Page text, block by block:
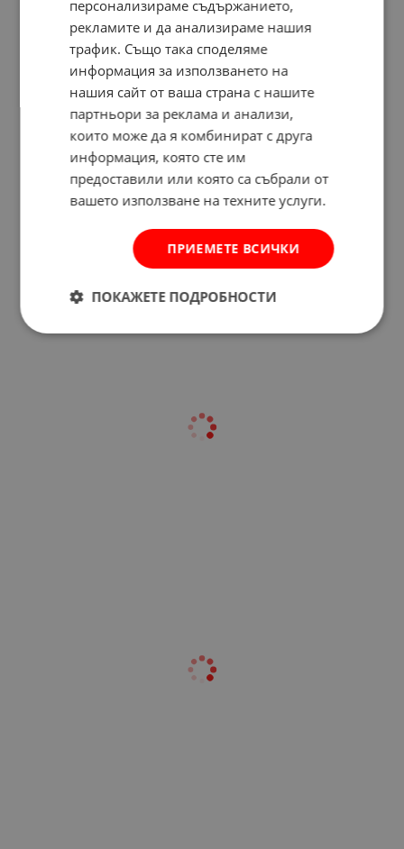
Отзиви към продукт
КОМЕНТИРАЙ
персонализираме съдържанието,
рекламите и да анализираме нашия
трафик. Също така споделяме
информация за използването на
нашия сайт от ваша страна с нашите
партньори за реклама и анализи,
които може да я комбинират с друга
информация, която сте им
предоставили или която са събрали от
вашето използване на техните услуги.
ПРИЕМЕТЕ ВСИЧКИ
ПОКАЖЕТЕ ПОДРОБНОСТИ